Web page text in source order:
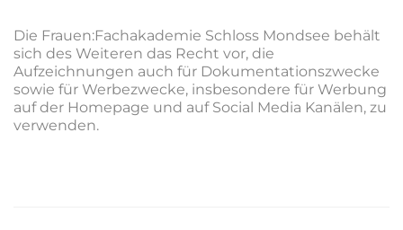
Die Frauen:Fachakademie Schloss Mondsee behält
sich des Weiteren das Recht vor, die
Aufzeichnungen auch für Dokumentationszwecke
sowie für Werbezwecke, insbesondere für Werbung
auf der Homepage und auf Social Media Kanälen, zu
verwenden.